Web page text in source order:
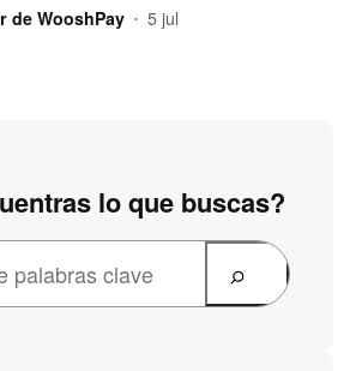
de WooshPay • 5 jul
lo que buscas?